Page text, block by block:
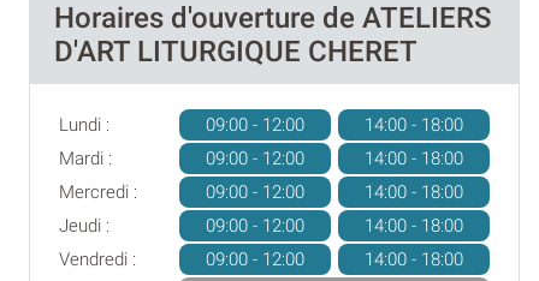
Horaires d'ouverture de ATELIERS
D'ART LITURGIQUE CHERET
Lundi : 09:00 - 12:00
14:00 - 18:00
Mardi :
09:00 - 12:00
14:00 - 18:00
Mercredi :
09:00 - 12:00
14:00 - 18:00
Jeudi :
09:00 - 12:00
14:00 - 18:00
Vendredi :
09:00 - 12:00
14:00 - 18:00